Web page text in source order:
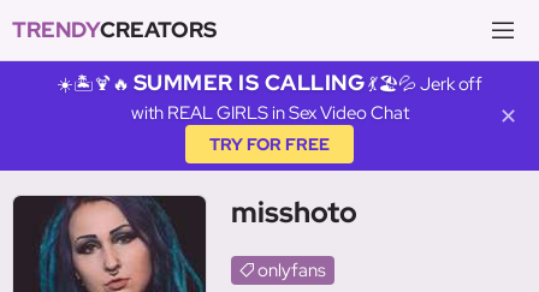
TRENDYCREATORS
☀️🏝️🍹🔥 SUMMER IS CALLING💃🏖️💦 Jerk off
with REAL GIRLS in Sex Video Chat
TRY FOR FREE
✕
misshoto
onlyfans